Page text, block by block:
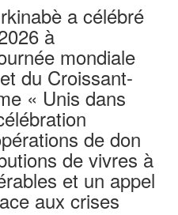
a célébré
à
mondiale
du Croissant-
« Unis dans
de don
de vivres à
et un appel
aux crises